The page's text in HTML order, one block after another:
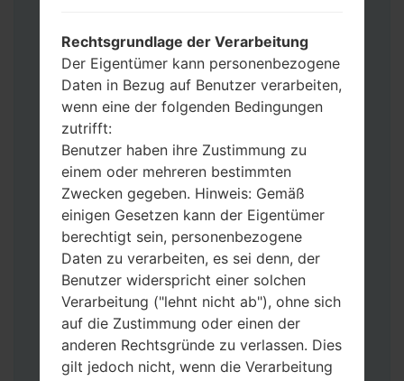
möchten, wählen Sie CSC_***, in einem
anderen Fall wählen Sie HOME_CSC_***
um Ihre Daten zu speichern.
Jetzt schalten Sie das Gerät aus und
aktivieren Sie Download-Modus. Alle
Methoden, wie es geht:
Halten Sie die Power-, Lautstärke- und
Bixbi- Tasten gedrückt.
Halten Sie Lauter- und Leiser-Tasten
gedrückt. Schließen Sie das Telefon mit
einem USB-Kabel an den PC an.
Halten Sie die Power-, Lauter- und
Home-Tasten gedrückt.
Schließen Sie das USB-Kabel an und
halten Sie die Leiser- und Bixbi-Tasten
gedrückt.
Rechtsgrundlage der Verarbeitung
Der Eigentümer kann personenbezogene
Daten in Bezug auf Benutzer verarbeiten,
wenn eine der folgenden Bedingungen
zutrifft:
Benutzer haben ihre Zustimmung zu
einem oder mehreren bestimmten
Zwecken gegeben. Hinweis: Gemäß
einigen Gesetzen kann der Eigentümer
berechtigt sein, personenbezogene
Daten zu verarbeiten, es sei denn, der
Benutzer widerspricht einer solchen
Verarbeitung ("lehnt nicht ab"), ohne sich
auf die Zustimmung oder einen der
anderen Rechtsgründe zu verlassen. Dies
gilt jedoch nicht, wenn die Verarbeitung